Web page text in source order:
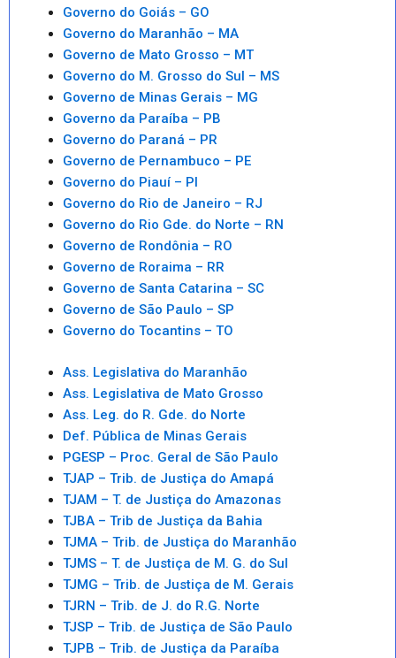
Governo do Goiás – GO
Governo do Maranhão – MA
Governo de Mato Grosso – MT
Governo do M. Grosso do Sul – MS
Governo de Minas Gerais – MG
Governo da Paraíba – PB
Governo do Paraná – PR
Governo de Pernambuco – PE
Governo do Piauí – PI
Governo do Rio de Janeiro – RJ
Governo do Rio Gde. do Norte – RN
Governo de Rondônia – RO
Governo de Roraima – RR
Governo de Santa Catarina – SC
Governo de São Paulo – SP
Governo do Tocantins – TO
Ass. Legislativa do Maranhão
Ass. Legislativa de Mato Grosso
Ass. Leg. do R. Gde. do Norte
Def. Pública de Minas Gerais
PGESP – Proc. Geral de São Paulo
TJAP – Trib. de Justiça do Amapá
TJAM – T. de Justiça do Amazonas
TJBA – Trib de Justiça da Bahia
TJMA – Trib. de Justiça do Maranhão
TJMS – T. de Justiça de M. G. do Sul
TJMG – Trib. de Justiça de M. Gerais
TJRN – Trib. de J. do R.G. Norte
TJSP – Trib. de Justiça de São Paulo
TJPB – Trib. de Justiça da Paraíba